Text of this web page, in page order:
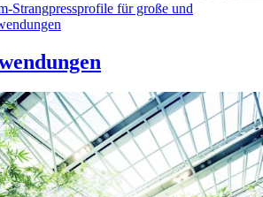
Strangpressprofile für große und